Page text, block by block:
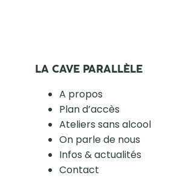
LA CAVE PARALLÈLE
A propos
Plan d’accès
Ateliers sans alcool
On parle de nous
Infos & actualités
Contact